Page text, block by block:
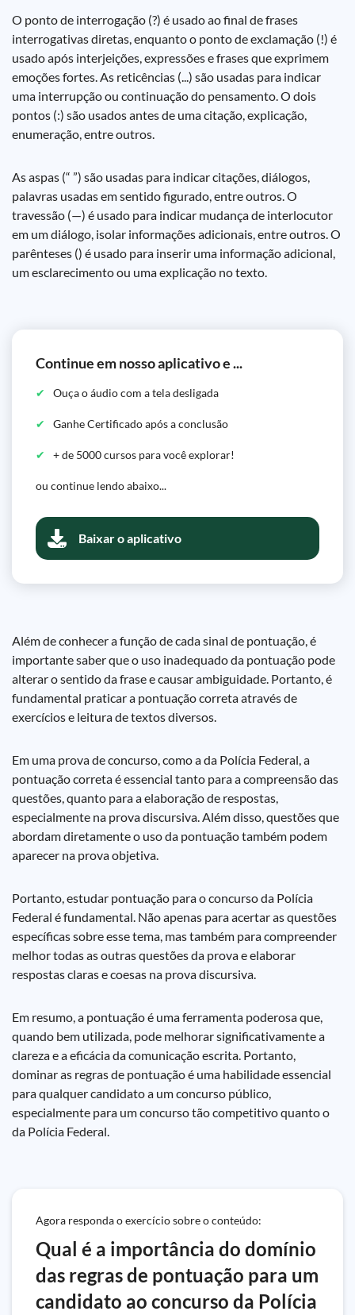
O ponto de interrogação (?) é usado ao final de frases
interrogativas diretas, enquanto o ponto de exclamação (!) é
usado após interjeições, expressões e frases que exprimem
emoções fortes. As reticências (...) são usadas para indicar
uma interrupção ou continuação do pensamento. O dois
pontos (:) são usados antes de uma citação, explicação,
enumeração, entre outros.
As aspas (“ ”) são usadas para indicar citações, diálogos,
palavras usadas em sentido figurado, entre outros. O
travessão (—) é usado para indicar mudança de interlocutor
em um diálogo, isolar informações adicionais, entre outros. O
parênteses () é usado para inserir uma informação adicional,
um esclarecimento ou uma explicação no texto.
Continue em nosso aplicativo e ...
Ouça o áudio com a tela desligada
Ganhe Certificado após a conclusão
+ de 5000 cursos para você explorar!
ou continue lendo abaixo...
Baixar o aplicativo
Além de conhecer a função de cada sinal de pontuação, é
importante saber que o uso inadequado da pontuação pode
alterar o sentido da frase e causar ambiguidade. Portanto, é
fundamental praticar a pontuação correta através de
exercícios e leitura de textos diversos.
Em uma prova de concurso, como a da Polícia Federal, a
pontuação correta é essencial tanto para a compreensão das
questões, quanto para a elaboração de respostas,
especialmente na prova discursiva. Além disso, questões que
abordam diretamente o uso da pontuação também podem
aparecer na prova objetiva.
Portanto, estudar pontuação para o concurso da Polícia
Federal é fundamental. Não apenas para acertar as questões
específicas sobre esse tema, mas também para compreender
melhor todas as outras questões da prova e elaborar
respostas claras e coesas na prova discursiva.
Em resumo, a pontuação é uma ferramenta poderosa que,
quando bem utilizada, pode melhorar significativamente a
clareza e a eficácia da comunicação escrita. Portanto,
dominar as regras de pontuação é uma habilidade essencial
para qualquer candidato a um concurso público,
especialmente para um concurso tão competitivo quanto o
da Polícia Federal.
Agora responda o exercício sobre o conteúdo:
Qual é a importância do domínio
das regras de pontuação para um
candidato ao concurso da Polícia